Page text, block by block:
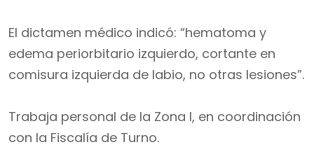
El dictamen médico indicó: “hematoma y
edema periorbitario izquierdo, cortante en
comisura izquierda de labio, no otras lesiones”.
Trabaja personal de la Zona I, en coordinación
con la Fiscalía de Turno.